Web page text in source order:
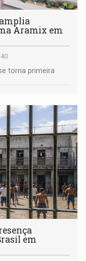
Aramix em
torna primeira
em